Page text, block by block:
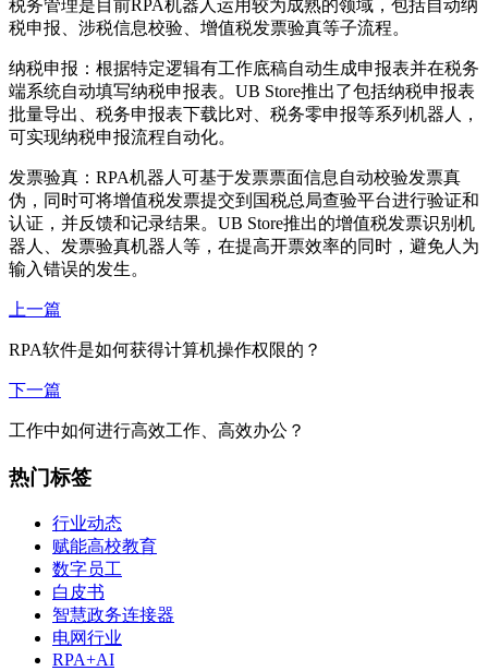
税务管理是目前RPA机器人运用较为成熟的领域，包括自动纳
税申报、涉税信息校验、增值税发票验真等子流程。
纳税申报：根据特定逻辑有工作底稿自动生成申报表并在税务
端系统自动填写纳税申报表。UB Store推出了包括纳税申报表
批量导出、税务申报表下载比对、税务零申报等系列机器人，
可实现纳税申报流程自动化。
发票验真：RPA机器人可基于发票票面信息自动校验发票真
伪，同时可将增值税发票提交到国税总局查验平台进行验证和
认证，并反馈和记录结果。UB Store推出的增值税发票识别机
器人、发票验真机器人等，在提高开票效率的同时，避免人为
输入错误的发生。
上一篇
RPA软件是如何获得计算机操作权限的？
下一篇
工作中如何进行高效工作、高效办公？
热门标签
行业动态
赋能高校教育
数字员工
白皮书
智慧政务连接器
电网行业
RPA+AI